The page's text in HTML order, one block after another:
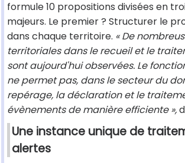
formule 10 propositions divisées en
majeurs. Le premier ? Structurer le
dans chaque territoire. « De
territoriales dans le recueil et le
sont aujourd'hui observées. Le
ne permet pas, dans le secteur du
repérage, la déclaration et le
évènements de manière efficiente »,
Une instance unique de
alertes